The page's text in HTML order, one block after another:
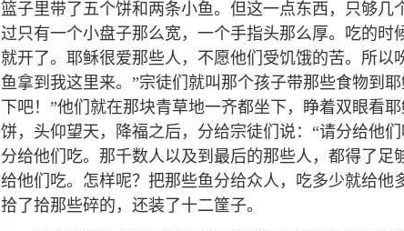
篮子里带了五个饼和两条小鱼。但这一点东西，只够几
过只有一个小盘子那么宽，一个手指头那么厚。吃的时
就开了。耶稣很爱那些人，不愿他们受饥饿的苦。所以
鱼拿到我这里来。”宗徒们就叫那个孩子带那些食物到
下吧！”他们就在那块青草地一齐都坐下，睁着双眼看
饼，头仰望天，降福之后，分给宗徒们说：“请分给他
分给他们吃。那千数人以及到最后的那些人，都得了足
给他们吃。怎样呢？把那些鱼分给众人，吃多少就给他
拾了拾那些碎的，还装了十二筐子。